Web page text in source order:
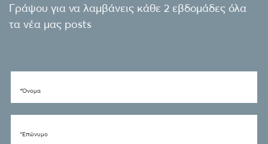
Γράψου για να λαμβάνεις κάθε 2 εβδομάδες όλα
τα νέα μας posts
*Όνομα
*Eπώνυμο